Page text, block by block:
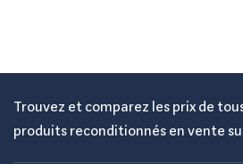
Trouvez et comparez les prix de
produits reconditionnés en vente